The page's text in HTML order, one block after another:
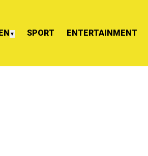
▼ SPORT ENTERTAINMENT